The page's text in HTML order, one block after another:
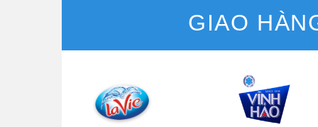
GIAO